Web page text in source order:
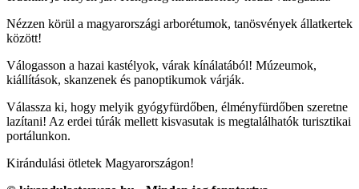
Nézzen körül a magyarországi arborétumok, tanösvények állatkertek
között!
Válogasson a hazai kastélyok, várak kínálatából! Múzeumok,
kiállítások, skanzenek és panoptikumok várják.
Válassza ki, hogy melyik gyógyfürdőben, élményfürdőben szeretne
lazítani! Az erdei túrák mellett kisvasutak is megtalálhatók turisztikai
portálunkon.
Kirándulási ötletek Magyarországon!